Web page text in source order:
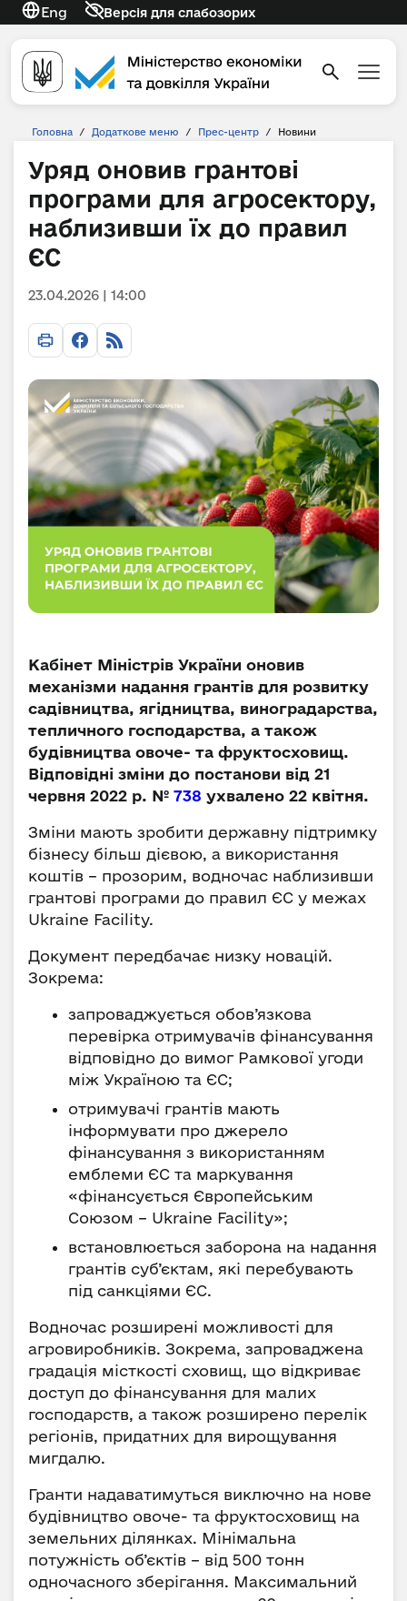
Eng Версія для слабозорих
Головна / Додаткове меню / Прес-центр / Новини
Уряд оновив грантові
програми для агросектору,
наблизивши їх до правил
ЄС
23.04.2026 | 14:00
Кабінет Міністрів України оновив
механізми надання грантів для розвитку
садівництва, ягідництва, виноградарства,
тепличного господарства, а також
будівництва овоче- та фруктосховищ.
Відповідні зміни до постанови від 21
червня 2022 р. № 738 ухвалено 22 квітня.
Зміни мають зробити державну підтримку
бізнесу більш дієвою, а використання
коштів – прозорим, водночас наблизивши
грантові програми до правил ЄС у межах
Ukraine Facility.
Документ передбачає низку новацій.
Зокрема:
запроваджується обов’язкова
перевірка отримувачів фінансування
відповідно до вимог Рамкової угоди
між Україною та ЄС;
отримувачі грантів мають
інформувати про джерело
фінансування з використанням
емблеми ЄС та маркування
«фінансується Європейським
Союзом – Ukraine Facility»;
встановлюється заборона на надання
грантів суб’єктам, які перебувають
під санкціями ЄС.
Водночас розширені можливості для
агровиробників. Зокрема, запроваджена
градація місткості сховищ, що відкриває
доступ до фінансування для малих
господарств, а також розширено перелік
регіонів, придатних для вирощування
мигдалю.
Гранти надаватимуться виключно на нове
будівництво овоче- та фруктосховищ на
земельних ділянках. Мінімальна
потужність об’єктів – від 500 тонн
одночасного зберігання. Максимальний